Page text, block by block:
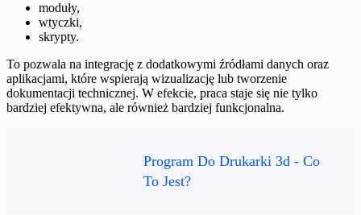
moduły,
wtyczki,
skrypty.
To pozwala na integrację z dodatkowymi źródłami danych oraz
aplikacjami, które wspierają wizualizację lub tworzenie
dokumentacji technicznej. W efekcie, praca staje się nie tylko
bardziej efektywna, ale również bardziej funkcjonalna.
Program Do Drukarki 3d - Co
To Jest?